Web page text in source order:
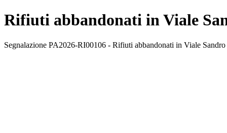
Rifiuti abbandonati in Viale
Segnalazione PA2026-RI00106 - Rifiuti abbandonati in Viale